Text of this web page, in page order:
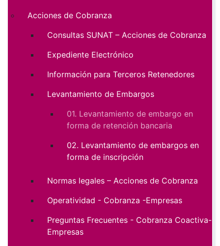
Acciones de Cobranza
Consultas SUNAT – Acciones de Cobranza
Expediente Electrónico
Información para Terceros Retenedores
Levantamiento de Embargos
01. Levantamiento de embargo en
forma de retención bancaria
02. Levantamiento de embargos en
forma de inscripción
Normas legales – Acciones de Cobranza
Operatividad - Cobranza -Empresas
Preguntas Frecuentes - Cobranza Coactiva-
Empresas